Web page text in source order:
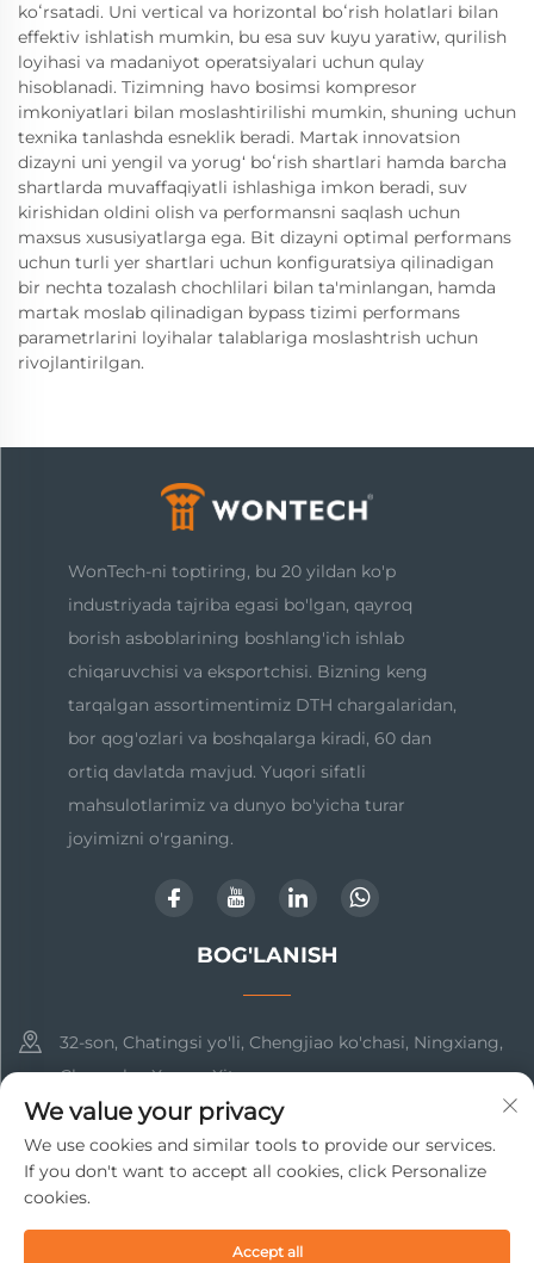
koʻrsatadi. Uni vertical va horizontal boʻrish holatlari bilan
effektiv ishlatish mumkin, bu esa suv kuyu yaratiw, qurilish
loyihasi va madaniyot operatsiyalari uchun qulay
hisoblanadi. Tizimning havo bosimsi kompresor
imkoniyatlari bilan moslashtirilishi mumkin, shuning uchun
texnika tanlashda esneklik beradi. Martak innovatsion
dizayni uni yengil va yorug‘ boʻrish shartlari hamda barcha
shartlarda muvaffaqiyatli ishlashiga imkon beradi, suv
kirishidan oldini olish va performansni saqlash uchun
maxsus xususiyatlarga ega. Bit dizayni optimal performans
uchun turli yer shartlari uchun konfiguratsiya qilinadigan
bir nechta tozalash chochlilari bilan ta'minlangan, hamda
martak moslab qilinadigan bypass tizimi performans
parametrlarini loyihalar talablariga moslashtrish uchun
rivojlantirilgan.
WonTech-ni toptiring, bu 20 yildan ko'p
industriyada tajriba egasi bo'lgan, qayroq
borish asboblarining boshlang'ich ishlab
chiqaruvchisi va eksportchisi. Bizning keng
tarqalgan assortimentimiz DTH chargalaridan,
bor qog'ozlari va boshqalarga kiradi, 60 dan
ortiq davlatda mavjud. Yuqori sifatli
mahsulotlarimiz va dunyo bo'yicha turar
joyimizni o'rganing.
BOG'LANISH
32-son, Chatingsi yo'li, Chengjiao ko'chasi, Ningxiang,
Changsha, Xunan, Xitoy
+86-17369211460
[email protected]
We value your privacy
We use cookies and similar tools to provide our services.
If you don't want to accept all cookies, click Personalize
cookies.
Accept all